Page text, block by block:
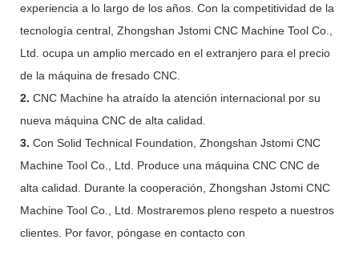
experiencia a lo largo de los años. Con la competitividad de la
tecnología central, Zhongshan Jstomi CNC Machine Tool Co.,
Ltd. ocupa un amplio mercado en el extranjero para el precio
de la máquina de fresado CNC.
2. CNC Machine ha atraído la atención internacional por su
nueva máquina CNC de alta calidad.
3. Con Solid Technical Foundation, Zhongshan Jstomi CNC
Machine Tool Co., Ltd. Produce una máquina CNC CNC de
alta calidad. Durante la cooperación, Zhongshan Jstomi CNC
Machine Tool Co., Ltd. Mostraremos pleno respeto a nuestros
clientes. Por favor, póngase en contacto con